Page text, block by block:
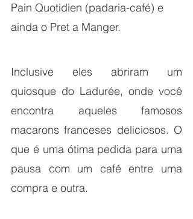
Pain Quotidien (padaria-café) e
ainda o Pret a Manger.
Inclusive eles abriram um
quiosque do Ladurée, onde você
encontra aqueles famosos
macarons franceses deliciosos. O
que é uma ótima pedida para uma
pausa com um café entre uma
compra e outra.